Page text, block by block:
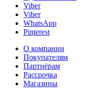
Viber
Viber
WhatsApp
Pinterest
О компании
Покупателям
Партнёрам
Рассрочка
Магазины